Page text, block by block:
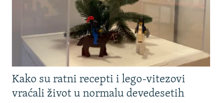
Kako su ratni recepti i lego-vitezovi
vraćali život u normalu devedesetih